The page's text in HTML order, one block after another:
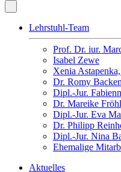
Lehrstuhl-Team
Prof. Dr. iur.
Isabel Zewe
Xenia
Dr. Romy
Dipl.-Jur.
Dr. Mareike
Dipl.-Jur. Eva
Dr. Philipp
Dipl.-Jur. Nina
Ehemalige
Aktuelles